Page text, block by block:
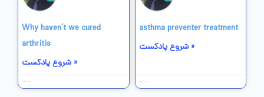
Why haven’t we cured
arthritis
شروع پادکست »
asthma preventer treatment
شروع پادکست »